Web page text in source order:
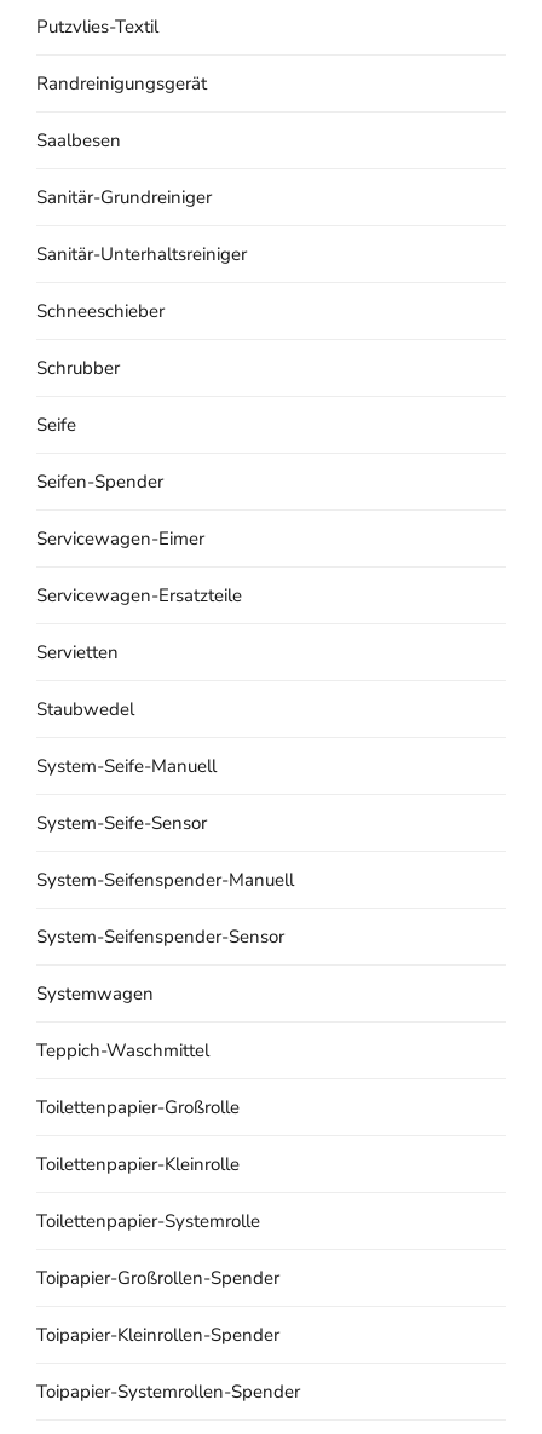
Putzvlies-Textil
Randreinigungsgerät
Saalbesen
Sanitär-Grundreiniger
Sanitär-Unterhaltsreiniger
Schneeschieber
Schrubber
Seife
Seifen-Spender
Servicewagen-Eimer
Servicewagen-Ersatzteile
Servietten
Staubwedel
System-Seife-Manuell
System-Seife-Sensor
System-Seifenspender-Manuell
System-Seifenspender-Sensor
Systemwagen
Teppich-Waschmittel
Toilettenpapier-Großrolle
Toilettenpapier-Kleinrolle
Toilettenpapier-Systemrolle
Toipapier-Großrollen-Spender
Toipapier-Kleinrollen-Spender
Toipapier-Systemrollen-Spender